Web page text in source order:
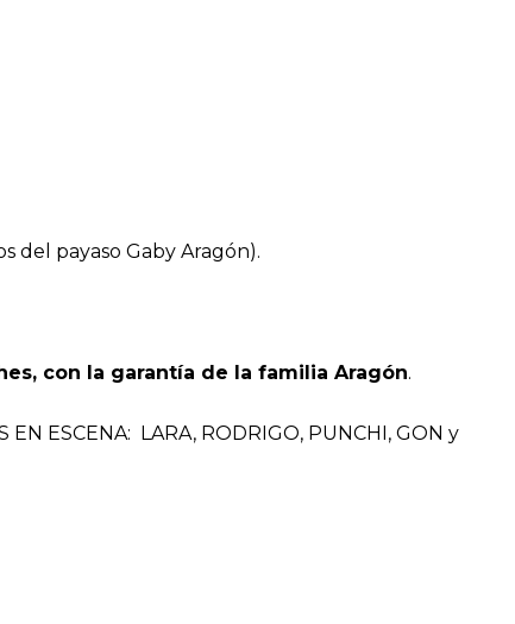
del payaso Gaby Aragón).
con la garantía de la familia Aragón.
EN ESCENA: LARA, RODRIGO, PUNCHI, GON y